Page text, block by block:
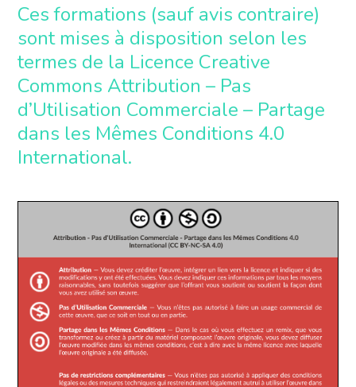
Ces formations (sauf avis contraire)
sont mises à disposition selon les
termes de la Licence Creative
Commons Attribution – Pas
d’Utilisation Commerciale – Partage
dans les Mêmes Conditions 4.0
International.